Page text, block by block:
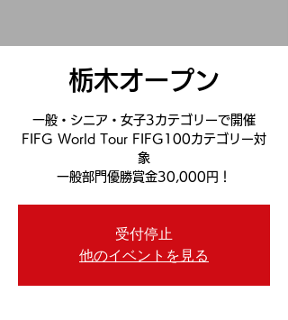
栃木オープン
一般・シニア・女子3カテゴリーで開催
FIFG World Tour FIFG100カテゴリー対
象
一般部門優勝賞金30,000円！
受付停止
他のイベントを見る